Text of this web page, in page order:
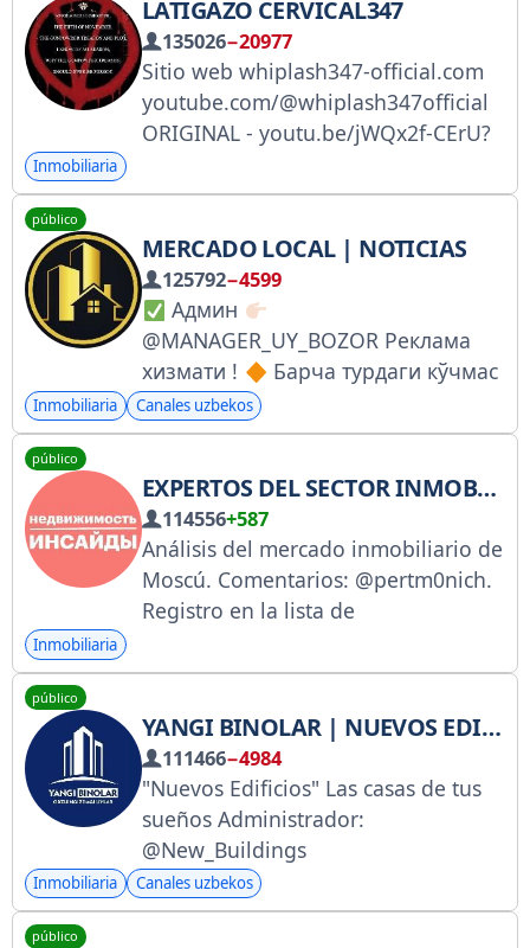
ҳамкорлик учун:
https://t.me/NSTUZB
LATIGAZO CERVICAL347
135026−20977
Sitio web whiplash347-official.com
youtube.com/@whiplash347official
ORIGINAL - youtu.be/jWQx2f-CErU?
youtu.be/I8Y0wK4yYII?
Inmobiliaria
público
MERCADO LOCAL | NOTICIAS
125792−4599
Админ
@MANAGER_UY_BOZOR Реклама
хизмати !
Барча турдаги кўчмас
мулк обектларини реклама
қиламиз
ЭЪТИБОРЛИ БЎЛИНГ:
ишларига ва салбий холатларга
канал маъмурияти жавоб
бермайди
Inmobiliaria Canales uzbekos
público
EXPERTOS DEL SECTOR INMOBILIARIO
114556+587
Análisis del mercado inmobiliario de
Moscú. Comentarios: @pertm0nich.
Registro en la lista de
https://knd.gov.ru/license?
yType=bloggersPermission
Inmobiliaria
público
YANGI BINOLAR | NUEVOS EDIFICIOS
111466−4984
"Nuevos Edificios" Las casas de tus
sueños Administrador:
@New_Buildings
Inmobiliaria Canales uzbekos
público